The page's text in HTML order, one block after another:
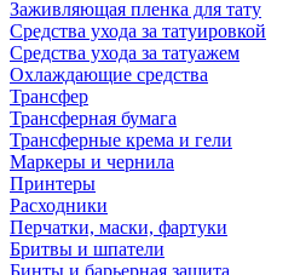
Заживляющая пленка для тату
Средства ухода за татуировкой
Средства ухода за татуажем
Охлаждающие средства
Трансфер
Трансферная бумага
Трансферные крема и гели
Маркеры и чернила
Принтеры
Расходники
Перчатки, маски, фартуки
Бритвы и шпатели
Бинты и барьерная защита